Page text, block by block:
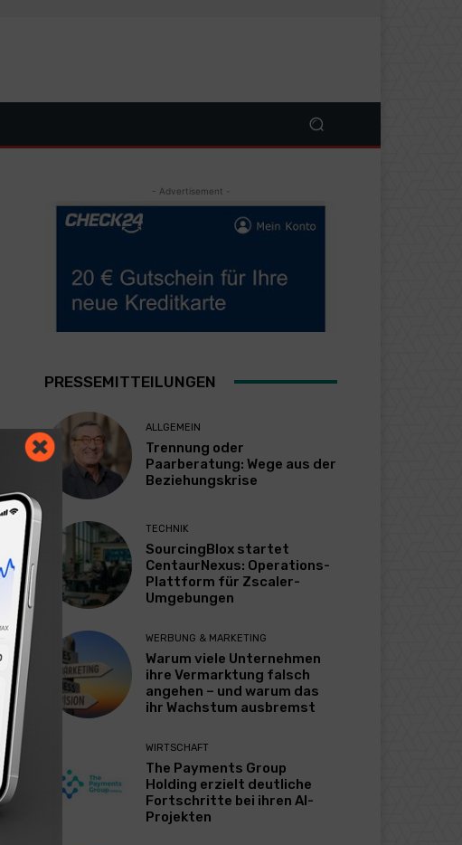
- Advertisement -
PRESSEMITTEILUNGEN
ALLGEMEIN
Trennung oder
Paarberatung: Wege aus der
Beziehungskrise
TECHNIK
SourcingBlox startet
CentaurNexus: Operations-
Plattform für Zscaler-
Umgebungen
WERBUNG & MARKETING
Warum viele Unternehmen
ihre Vermarktung falsch
angehen – und warum das
ihr Wachstum ausbremst
WIRTSCHAFT
The Payments Group
Holding erzielt deutliche
Fortschritte bei ihren AI-
Projekten